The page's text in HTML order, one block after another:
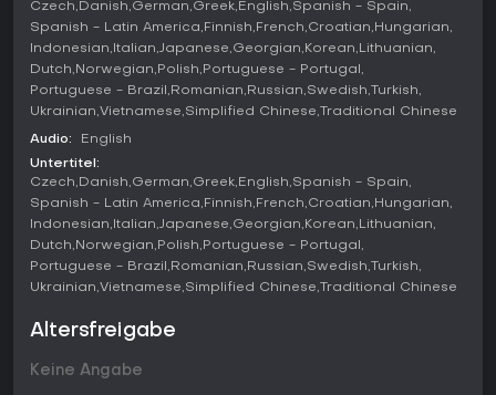
Spielmodi
Der Hauptmodus ist die Singleplayer-Kampagne, die über 19
Kapitel verläuft und dich gegen eine Alien-Invasion sowie
militärische Kräfte in der Black Mesa-Anlage stellt. Dieser
Modus enthält erweiterte Abschnitte, darunter überarbeitete
einzigartigen Gegnertypen.
Im Multiplayer gibt es Deathmatch-ähnliches Spiel auf 10
Half-Life-inspirierten Maps wie Bounce, Gasworks,
Stalkyard, Undertow und Crossfire. Hier liefern Spieler
schnelle Frag-Matches mit Freunden oder anderen Online-
Gegnern. Zudem ermöglicht der Workshop-Modus das
Erstellen und Teilen eigener Mods, Modelle und Maps mit
Updates and Current State
Black Mesa hat mit Update 1.5 seine Definitive Edition
Czech Danish German Greek English Spanish - Spain
Spanish - Latin America Finnish French Croatian Hungarian
Indonesian Italian Japanese Georgian Korean Lithuanian
Dutch Norwegian Polish Portuguese - Portugal
Portuguese - Brazil
Romanian Russian Swedish
Turkish
Ukrainian Vietnamese Simplified Chinese Traditional Chinese
Audio:
English
Untertitel:
Czech Danish German Greek English Spanish - Spain
Spanish - Latin America Finnish French Croatian Hungarian
Indonesian Italian Japanese Georgian Korean Lithuanian
Dutch Norwegian Polish Portuguese - Portugal
Portuguese - Brazil
Romanian Russian Swedish
Turkish
Ukrainian Vietnamese Simplified Chinese Traditional Chinese
Altersfreigabe
Keine Angabe